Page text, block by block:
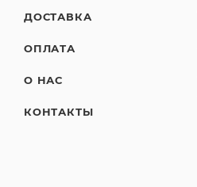
ДОСТАВКА
ОПЛАТА
О НАС
КОНТАКТЫ